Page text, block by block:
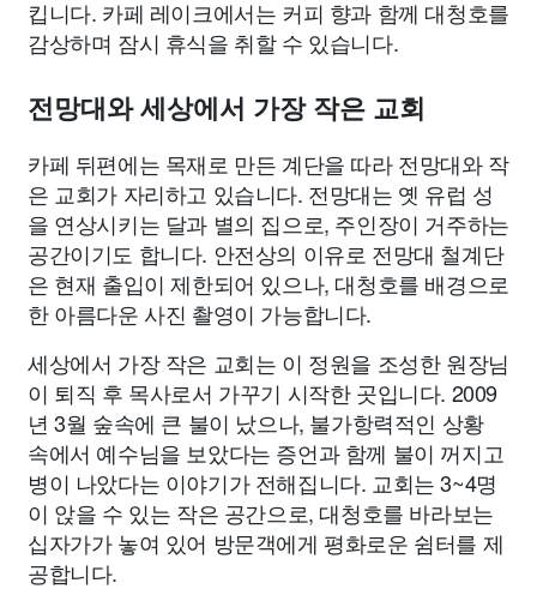
킵니다. 카페 레이크에서는 커피 향과 함께 대청호를
감상하며 잠시 휴식을 취할 수 있습니다.
전망대와 세상에서 가장 작은 교회
카페 뒤편에는 목재로 만든 계단을 따라 전망대와 작
은 교회가 자리하고 있습니다. 전망대는 옛 유럽 성
을 연상시키는 달과 별의 집으로, 주인장이 거주하는
공간이기도 합니다. 안전상의 이유로 전망대 철계단
은 현재 출입이 제한되어 있으나, 대청호를 배경으로
한 아름다운 사진 촬영이 가능합니다.
세상에서 가장 작은 교회는 이 정원을 조성한 원장님
이 퇴직 후 목사로서 가꾸기 시작한 곳입니다. 2009
년 3월 숲속에 큰 불이 났으나, 불가항력적인 상황
속에서 예수님을 보았다는 증언과 함께 불이 꺼지고
병이 나았다는 이야기가 전해집니다. 교회는 3~4명
이 앉을 수 있는 작은 공간으로, 대청호를 바라보는
십자가가 놓여 있어 방문객에게 평화로운 쉼터를 제
공합니다.